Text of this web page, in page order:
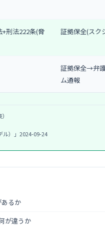
+刑法222条(脅
証拠保全(ス
証拠保全→弁
ム通報
ル）」2024-09-24
るか
が違うか